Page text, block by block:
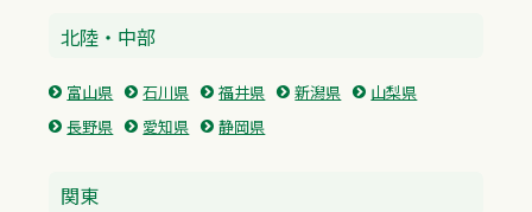
北陸・中部
富山県 石川県 福井県 新潟県
山梨県
長野県
愛知県 静岡県
関東